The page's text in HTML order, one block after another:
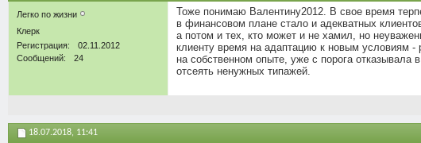
Легко по жизни
Клерк
Регистрация
02.11.2012
Сообщений
24
Тоже понимаю Валентину2012. В свое время
в финансовом плане стало и адекватных
а потом и тех, кто может и не хамил, но
клиенту время на адаптацию к новым условиям -
на собственном опыте, уже с порога отказывала
отсеять ненужных типажей.
18.07.2018, 11:41